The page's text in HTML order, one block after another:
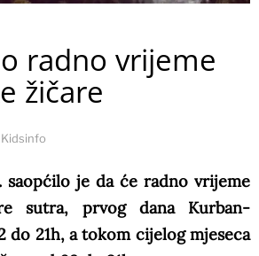
radno vrijeme
žičare
Kidsinfo
saopćilo je da će radno vrijeme
sutra, prvog dana Kurban-
do 21h, a tokom cijelog mjeseca